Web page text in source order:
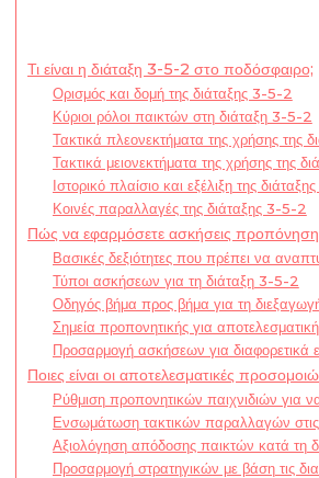
Τι είναι η διάταξη 3-5-2 στο ποδόσφαιρο;
Ορισμός και δομή της διάταξης 3-5-2
Κύριοι ρόλοι παικτών στη διάταξη 3-5-2
Τακτικά πλεονεκτήματα της χρήσης της
Τακτικά μειονεκτήματα της χρήσης της
Ιστορικό πλαίσιο και εξέλιξη της
Κοινές παραλλαγές της διάταξης 3-5-2
Πώς να εφαρμόσετε ασκήσεις
Βασικές δεξιότητες που πρέπει να
Τύποι ασκήσεων για τη διάταξη 3-5-2
Οδηγός βήμα προς βήμα για τη
Σημεία προπονητικής για
Προσαρμογή ασκήσεων για διαφορετικά
Ποιες είναι οι αποτελεσματικές
Ρύθμιση προπονητικών παιχνιδιών για
Ενσωμάτωση τακτικών παραλλαγών
Αξιολόγηση απόδοσης παικτών κατά τη
Προσαρμογή στρατηγικών με βάση τις